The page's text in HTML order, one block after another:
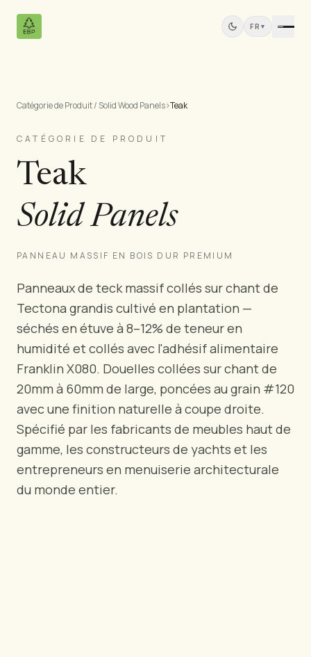
FR ▾
Produits
Tous les Produits
Contreplaqué de Pin
Panneaux Bois Massif
Bois Scié
Portes
Panneaux de Teck
🇨🇦 Canada
🇦🇪 Moyen-Orient
🇦🇺Australie
🇵🇱Pologne
Catégorie de Produit / Solid Wood Panels›Teak
CATÉGORIE DE PRODUIT
Teak
Solid Panels
PANNEAU MASSIF EN BOIS DUR PREMIUM
Panneaux de teck massif collés sur chant de
Tectona grandis cultivé en plantation —
séchés en étuve à 8–12% de teneur en
humidité et collés avec l'adhésif alimentaire
Franklin X080. Douelles collées sur chant de
20mm à 60mm de large, poncées au grain #120
avec une finition naturelle à coupe droite.
Spécifié par les fabricants de meubles haut de
gamme, les constructeurs de yachts et les
entrepreneurs en menuiserie architecturale
du monde entier.